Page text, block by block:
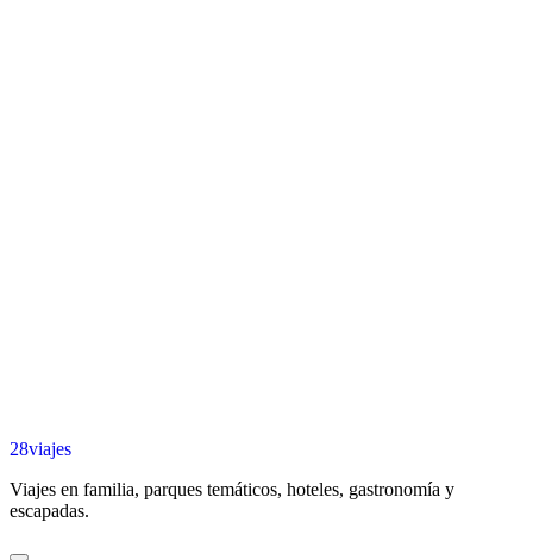
28viajes
Viajes en familia, parques temáticos, hoteles, gastronomía y
escapadas.